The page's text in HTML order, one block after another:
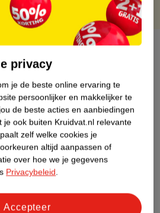
product heeft (nog) geen Nature
Score.
privacy
je de beste online ervaring te
persoonlijker en makkelijker te
de beste acties en aanbiedingen
je ook buiten Kruidvat.nl relevante
zelf welke cookies je
altijd aanpassen of
over hoe we je gegevens
Privacybeleid.
Accepteer